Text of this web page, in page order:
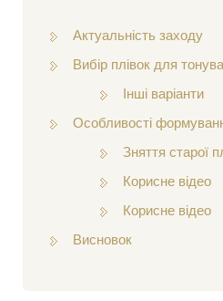
Актуальність заходу
Вибір плівок для
Інші варіанти
Особливості
Зняття старої
Корисне відео
Корисне відео
Висновок